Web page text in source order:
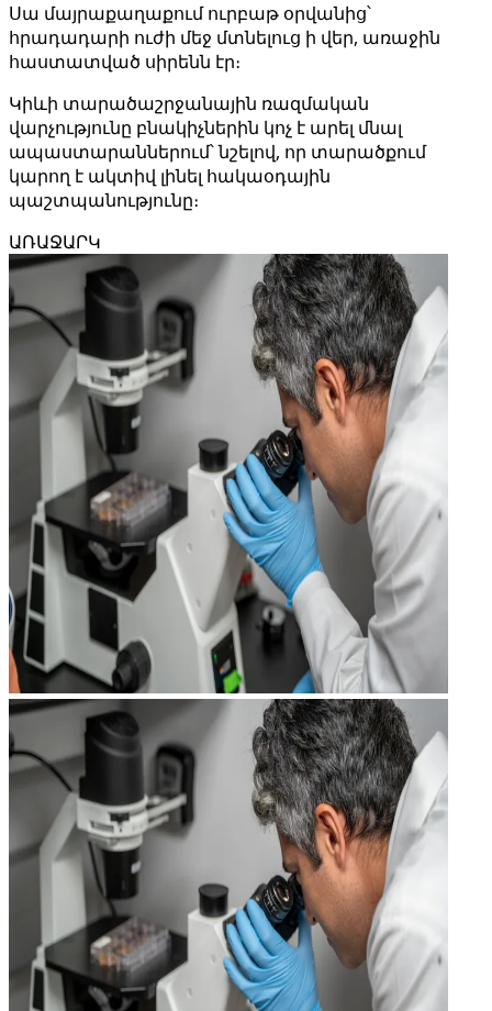
Սա մայրաքաղաքում ուրբաթ օրվանից՝
հրադադարի ուժի մեջ մտնելուց ի վեր, առաջին
հաստատված սիրենն էր։
Կիևի տարածաշրջանային ռազմական
վարչությունը բնակիչներին կոչ է արել մնալ
ապաստարաններում՝ նշելով, որ տարածքում
կարող է ակտիվ լինել հակաօդային
պաշտպանությունը։
ԱՌԱՋԱՐԿ